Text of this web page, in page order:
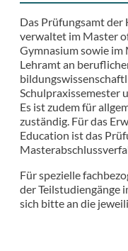
Das Prüfungsamt der
verwaltet im Master
Gymnasium sowie im
Lehramt an
Schulpraxissemester
Es ist zudem für
zuständig. Für das
Education ist das
Für spezielle
der Teilstudiengänge
sich bitte an die